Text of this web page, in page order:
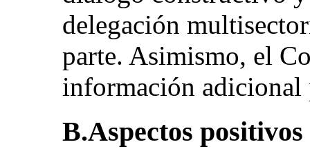
delegación
parte. Asimismo, el
información adicional
B.Aspectos positivos